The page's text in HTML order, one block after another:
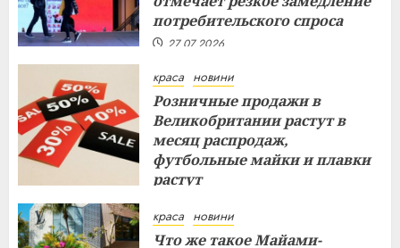
потребительского спроса
27.07.2026
краса новини
Розничные продажи в
Великобритании растут в
месяц распродаж,
футбольные майки и плавки
растут
краса новини
Что же такое Майами-